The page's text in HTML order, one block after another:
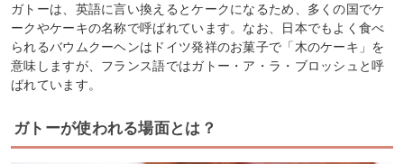
ガトーは、英語に言い換えるとケークになるため、多くの国でケ
ークやケーキの名称で呼ばれています。なお、日本でもよく食べ
られるバウムクーヘンはドイツ発祥のお菓子で「木のケーキ」を
意味しますが、フランス語ではガトー・ア・ラ・ブロッシュと呼
ばれています。
ガトーが使われる場面とは？